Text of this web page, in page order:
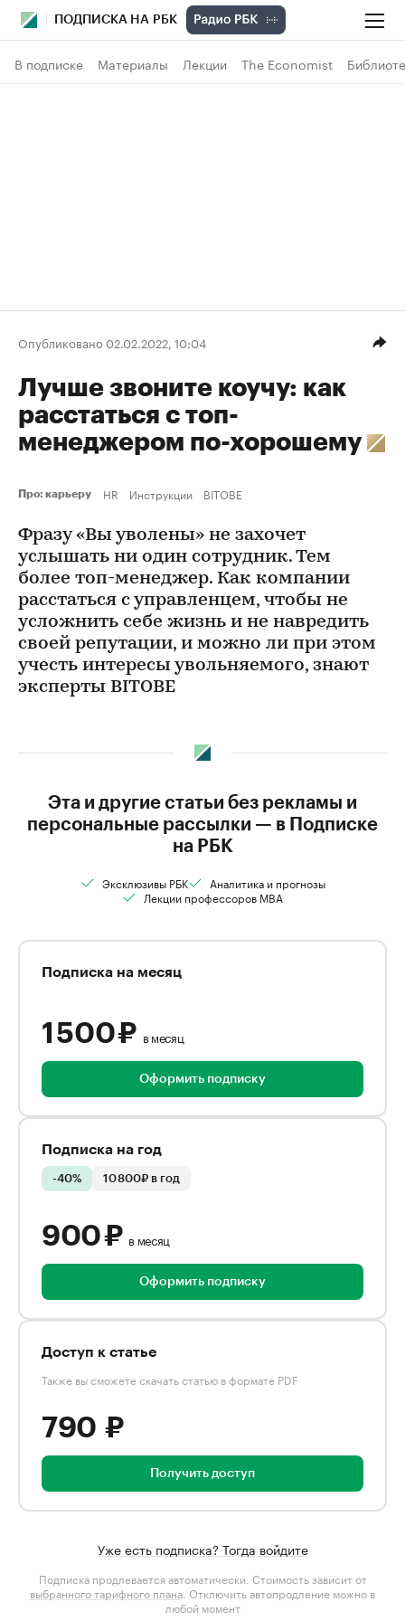
ПОДПИСКА НА РБК
В подписке Материалы Лекции The Economist
Опубликовано 02.02.2022, 10:04
Лучше звоните коучу: как
расстаться с топ-
менеджером по-хорошему
Про: карьеру HR Инструкции BITOBE
Фразу «Вы уволены» не захочет
услышать ни один сотрудник. Тем
более топ-менеджер. Как компании
расстаться с управленцем, чтобы не
усложнить себе жизнь и не навредить
своей репутации, и можно ли при этом
учесть интересы увольняемого, знают
эксперты BITOBE
Эта и другие статьи без рекламы и
персональные рассылки — в Подписке
на РБК
Эксклюзивы РБК
Аналитика и прогнозы
Лекции профессоров MBA
Подписка на месяц
1 500 ₽ в месяц
Оформить подписку
Подписка на год
-40% 10 800₽ в год
900 ₽ в месяц
Оформить подписку
Доступ к статье
Также вы сможете скачать статью в формате PDF
790 ₽
Получить доступ
Уже есть подписка? Тогда войдите
Подписка продлевается автоматически. Стоимость зависит от
выбранного тарифного плана . Отключить автопродление можно в
любой момент